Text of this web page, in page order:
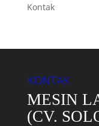
Kontak
KONTAK
MESIN
(CV.